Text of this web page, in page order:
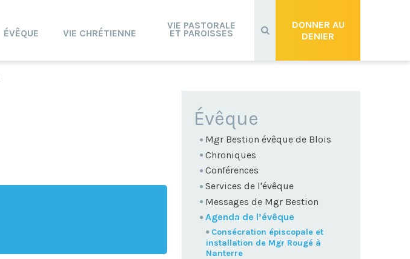
DONNER AU
DENIER
ÉVÊQUE VIE CHRÉTIENNE
VIE PASTORALE
ET PAROISSES
NAVIGATION
Évêque
Mgr Bestion évêque de Blois
Chroniques
Conférences
Services de l'évêque
Messages de Mgr Bestion
Agenda de l’évêque
Consécration épiscopale et
installation de Mgr Rougé à
Nanterre